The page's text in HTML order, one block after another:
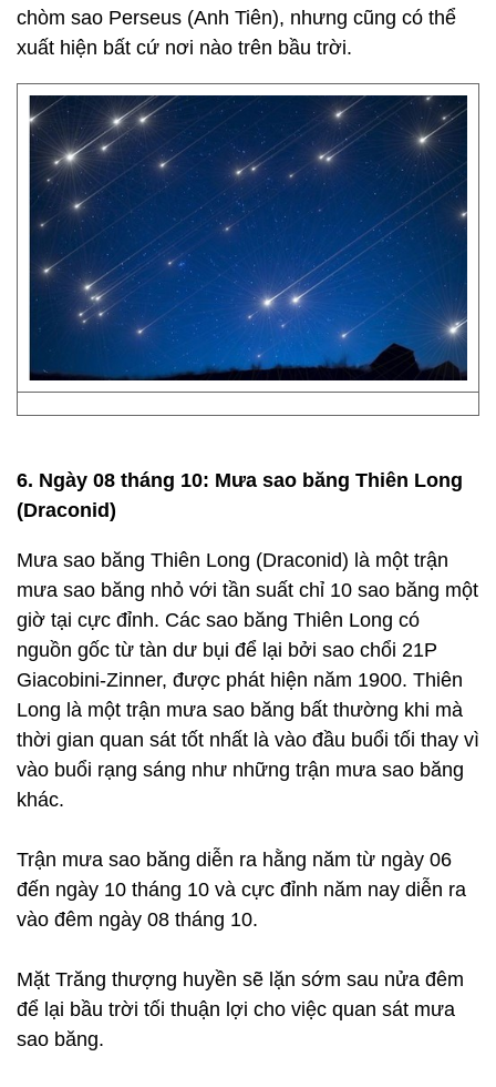
chòm sao Perseus (Anh Tiên), nhưng cũng có thể
xuất hiện bất cứ nơi nào trên bầu trời.
6. Ngày 08 tháng 10: Mưa sao băng Thiên Long
(Draconid)
Mưa sao băng Thiên Long (Draconid) là một trận
mưa sao băng nhỏ với tần suất chỉ 10 sao băng một
giờ tại cực đỉnh. Các sao băng Thiên Long có
nguồn gốc từ tàn dư bụi để lại bởi sao chổi 21P
Giacobini-Zinner, được phát hiện năm 1900. Thiên
Long là một trận mưa sao băng bất thường khi mà
thời gian quan sát tốt nhất là vào đầu buổi tối thay vì
vào buổi rạng sáng như những trận mưa sao băng
khác.
Trận mưa sao băng diễn ra hằng năm từ ngày 06
đến ngày 10 tháng 10 và cực đỉnh năm nay diễn ra
vào đêm ngày 08 tháng 10.
Mặt Trăng thượng huyền sẽ lặn sớm sau nửa đêm
để lại bầu trời tối thuận lợi cho việc quan sát mưa
sao băng.